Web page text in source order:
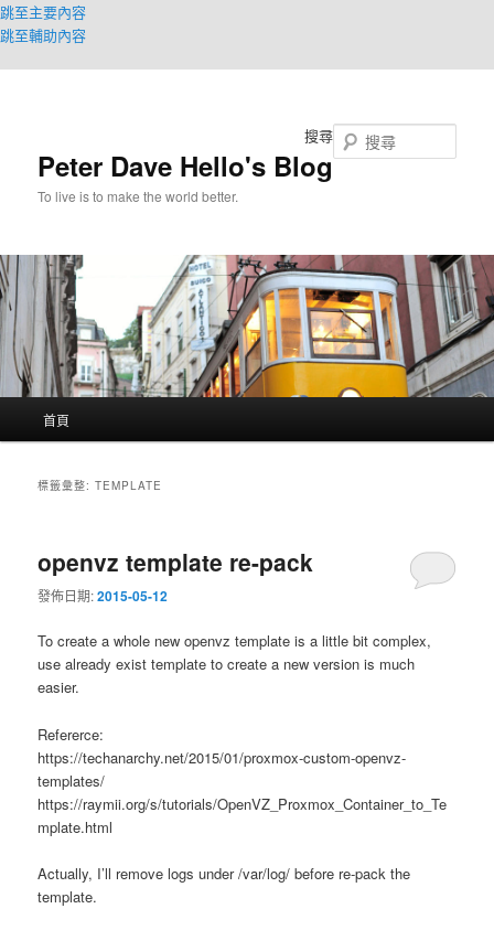
跳至主要內容
跳至輔助內容
Peter Dave Hello's Blog
To live is to make the world better.
搜尋
首頁
標籤彙整:TEMPLATE
openvz template re-pack
發佈日期:2015-05-12
To create a whole new openvz template is a little bit complex,
use already exist template to create a new version is much
easier.
Refererce:
https://techanarchy.net/2015/01/proxmox-custom-openvz-
templates/
https://raymii.org/s/tutorials/OpenVZ_Proxmox_Container_to_Te
mplate.html
Actually, I’ll remove logs under /var/log/ before re-pack the
template.